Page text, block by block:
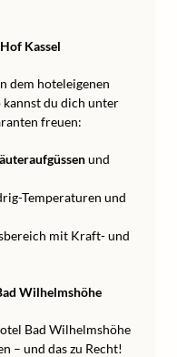
Kassel
dem hoteleigenen
kannst du dich unter
freuen:
und
Temperaturen und
mit Kraft- und
Wilhelmshöhe
Bad Wilhelmshöhe
– und das zu Recht!